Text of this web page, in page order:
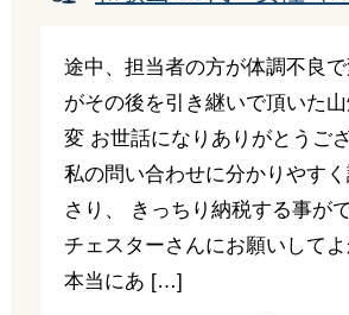
途中、担当者の方が体調不良
がその後を引き継いで頂いた
変 お世話になりありがとうご
私の問い合わせに分かりやす
さり、 きっちり納税する事が
チェスターさんにお願いしてよ
本当にあ […]